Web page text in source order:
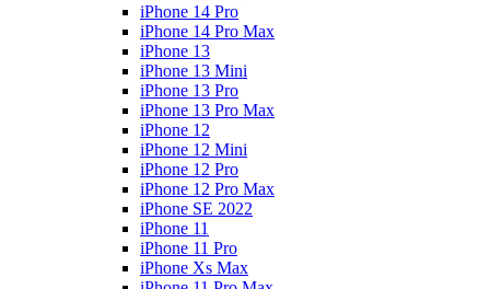
iPhone 14 Pro
iPhone 14 Pro Max
iPhone 13
iPhone 13 Mini
iPhone 13 Pro
iPhone 13 Pro Max
iPhone 12
iPhone 12 Mini
iPhone 12 Pro
iPhone 12 Pro Max
iPhone SE 2022
iPhone 11
iPhone 11 Pro
iPhone Xs Max